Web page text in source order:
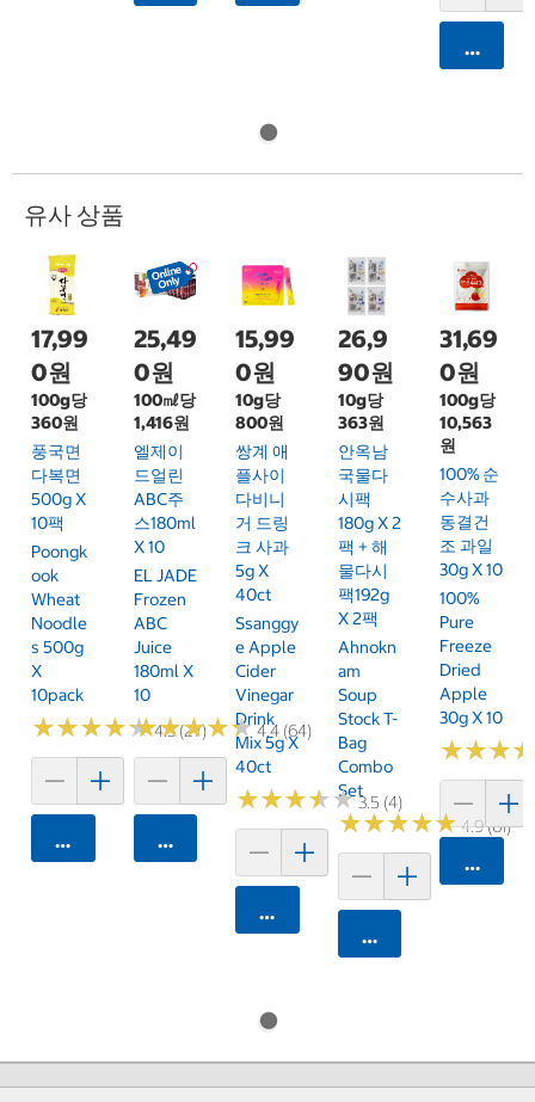
카트에
유사 상품
17,99
0원
100g당
360원
풍국면
다복면
500g X
10팩
Poongk
Ook
Wheat
Noodle
S 500g
X
10pack
★★★★★
★★★★★4.3 (27)
카트에 담기
25,49
0원
100㎖당
1,416원
엘제이
드얼린
ABC주
스180ml
X 10
EL JADE
Frozen
ABC
Juice
180ml X
10
★★★★★
★★★★★4.4 (64)
카트에 담기
15,99
0원
10g당
800원
쌍계 애
플사이
다비니
거 드링
크 사과
5g X
40ct
Ssanggy
E Apple
Cider
Vinegar
Drink
Mix 5g X
40ct
★★★★★
★★★★★3.5 (4)
카트에 담기
26,9
90원
10g당
363원
안옥남
국물다
시팩
180g X 2
팩 + 해
물다시
팩192g
X 2팩
Ahnokn
Am
Soup
Stock T-
Bag
Combo
Set
★★★★★
★★★★★4.9 (61)
카트에 담기
31,69
0원
100g당
10,563
원
100% 순
수사과
동결건
조 과일
30g X 10
100%
Pure
Freeze
Dried
Apple
30g X 10
★★★
★★★
카트에